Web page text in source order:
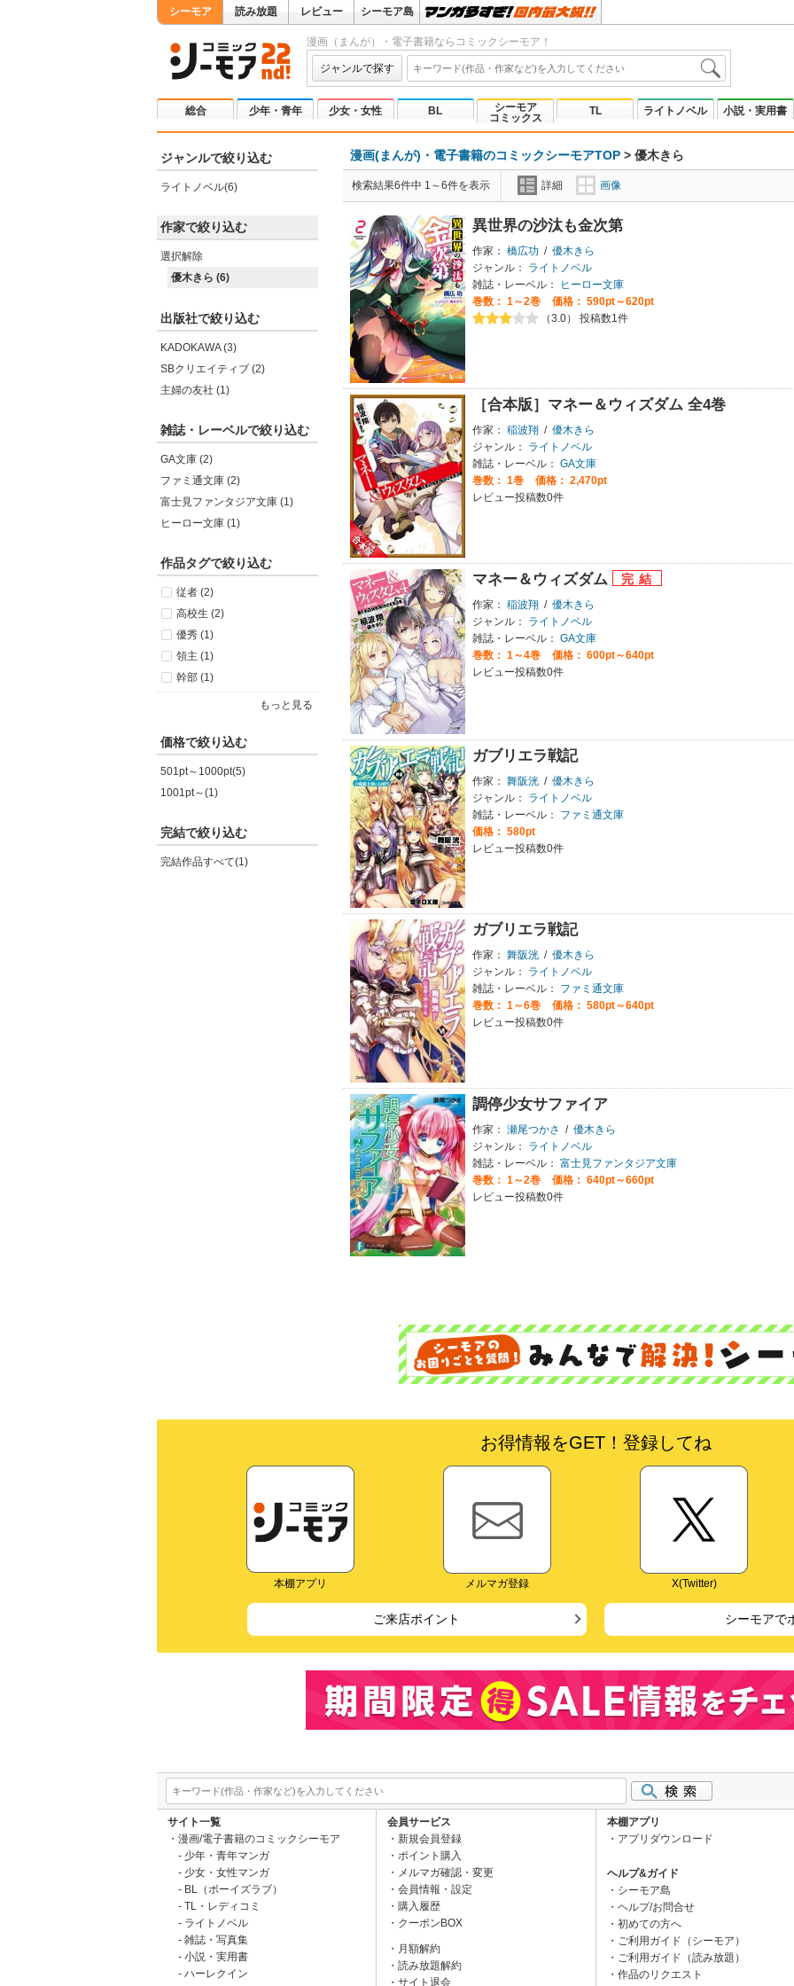
シーモア 読み放題 レビュー シーモア島
漫画（まんが）・電子書籍ならコミックシーモア！
ジャンルで探す
総合 少年・青年 少女・女性 BL
シーモア
コミックス
TL ライトノベル 小説・実用書
ジャンルで絞り込む
ライトノベル(6)
作家で絞り込む
選択解除
優木きら (6)
出版社で絞り込む
KADOKAWA (3)
SBクリエイティブ (2)
主婦の友社 (1)
雑誌・レーベルで絞り込む
GA文庫 (2)
ファミ通文庫 (2)
富士見ファンタジア文庫 (1)
ヒーロー文庫 (1)
作品タグで絞り込む
従者 (2)
高校生 (2)
優秀 (1)
領主 (1)
幹部 (1)
もっと見る
価格で絞り込む
501pt～1000pt(5)
1001pt～(1)
完結で絞り込む
完結作品すべて(1)
漫画(まんが)・電子書籍のコミックシーモアTOP > 優木きら
検索結果6件中 1～6件を表示 詳細 画像
異世界の沙汰も金次第
作家： 橋広功 / 優木きら
ジャンル：
ライトノベル
雑誌・レーベル：
ヒーロー文庫
巻数： 1～2巻
価格： 590pt～620pt
（3.0） 投稿数1件
［合本版］マネー＆ウィズダム 全4巻
作家： 稲波翔 / 優木きら
ジャンル：
ライトノベル
雑誌・レーベル： GA文庫
巻数： 1巻
価格： 2,470pt
レビュー投稿数0件
マネー＆ウィズダム
作家： 稲波翔 / 優木きら
ジャンル：
ライトノベル
雑誌・レーベル： GA文庫
巻数： 1～4巻
価格： 600pt～640pt
レビュー投稿数0件
ガブリエラ戦記
作家： 舞阪洸 / 優木きら
ジャンル：
ライトノベル
雑誌・レーベル：
ファミ通文庫
価格： 580pt
レビュー投稿数0件
ガブリエラ戦記
作家： 舞阪洸 / 優木きら
ジャンル：
ライトノベル
雑誌・レーベル：
ファミ通文庫
巻数： 1～6巻
価格： 580pt～640pt
レビュー投稿数0件
調停少女サファイア
作家： 瀬尾つかさ / 優木きら
ジャンル：
ライトノベル
雑誌・レーベル： 富士見ファンタジア文庫
巻数： 1～2巻
価格： 640pt～660pt
レビュー投稿数0件
お得情報をGET！登録してね
本棚アプリ メルマガ登録 X(Twitter)
ご来店ポイント シーモアで
サイト一覧
漫画/電子書籍のコミックシーモア
少年・青年マンガ
少女・女性マンガ
BL（ボーイズラブ）
TL・レディコミ
ライトノベル
雑誌・写真集
小説・実用書
ハーレクイン
会員サービス
新規会員登録
ポイント購入
メルマガ確認・変更
会員情報・設定
購入履歴
クーポンBOX
月額解約
読み放題解約
サイト退会
本棚アプリ
アプリダウンロード
ヘルプ&ガイド
シーモア島
ヘルプ/お問合せ
初めての方へ
ご利用ガイド（シーモア）
ご利用ガイド（読み放題）
作品のリクエスト